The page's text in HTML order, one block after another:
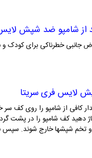
شامپو ضد شپش
خطرناکی برای کودک و
لایس فری سریتا
کافی از شامپو را روی کف
تخم شپشها خارج شوند. سپس